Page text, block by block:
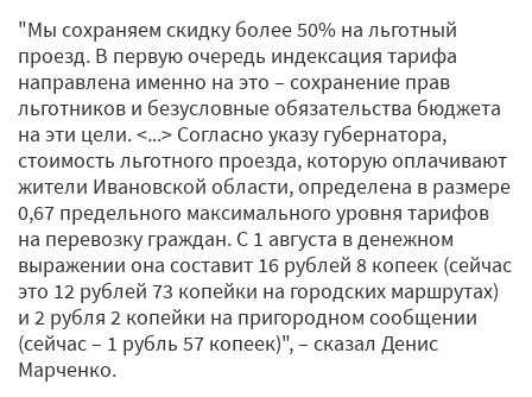
"Мы сохраняем скидку более 50% на льготный
проезд. В первую очередь индексация тарифа
направлена именно на это – сохранение прав
льготников и безусловные обязательства бюджета
на эти цели. <...> Согласно указу губернатора,
стоимость льготного проезда, которую оплачивают
жители Ивановской области, определена в размере
0,67 предельного максимального уровня тарифов
на перевозку граждан. С 1 августа в денежном
выражении она составит 16 рублей 8 копеек (сейчас
это 12 рублей 73 копейки на городских маршрутах)
и 2 рубля 2 копейки на пригородном сообщении
(сейчас – 1 рубль 57 копеек)", – сказал Денис
Марченко.